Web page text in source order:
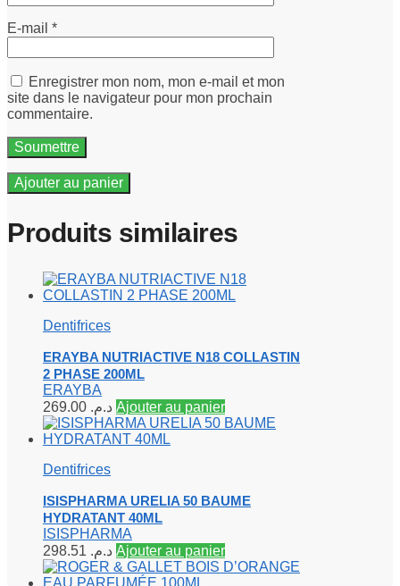
E-mail *
Enregistrer mon nom, mon e-mail et mon
site dans le navigateur pour mon prochain
commentaire.
Ajouter au panier
Produits similaires
Dentifrices
ERAYBA NUTRIACTIVE N18 COLLASTIN
2 PHASE 200ML
ERAYBA
د.م. Ajouter au panier
Dentifrices
ISISPHARMA URELIA 50 BAUME
HYDRATANT 40ML
ISISPHARMA
د.م. Ajouter au panier